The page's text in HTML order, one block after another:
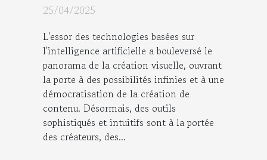
visuelle par IA
25/04/2025
L'essor des technologies basées sur
l'intelligence artificielle a bouleversé le
panorama de la création visuelle, ouvrant
la porte à des possibilités infinies et à une
démocratisation de la création de
contenu. Désormais, des outils
sophistiqués et intuitifs sont à la portée
des créateurs, des...